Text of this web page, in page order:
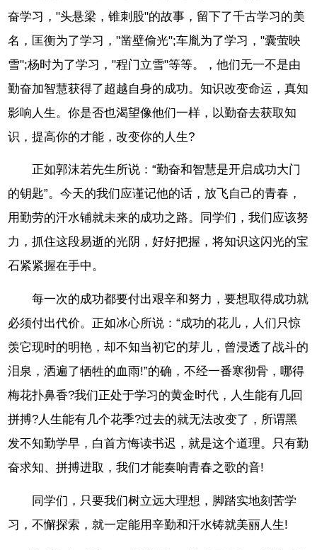
奋学习，"头悬梁，锥刺股"的故事，留下了千古学习的美
名，匡衡为了学习，"凿壁偷光";车胤为了学习，"囊萤映
雪";杨时为了学习，"程门立雪"等等。，他们无一不是由
勤奋加智慧获得了超越自身的成功。知识改变命运，真知
影响人生。你是否也渴望像他们一样，以勤奋去获取知
识，提高你的才能，改变你的人生?
正如郭沫若先生所说：“勤奋和智慧是开启成功大门
的钥匙”。今天的我们应谨记他的话，放飞自己的青春，
用勤劳的汗水铺就未来的成功之路。同学们，我们应该努
力，抓住这段易逝的光阴，好好把握，将知识这闪光的宝
石紧紧握在手中。
每一次的成功都要付出艰辛和努力，要想取得成功就
必须付出代价。正如冰心所说：“成功的花儿，人们只惊
羡它现时的明艳，却不知当初它的芽儿，曾浸透了战斗的
泪泉，洒遍了牺牲的血雨!”的确，不经一番寒彻骨，哪得
梅花扑鼻香?我们正处于学习的黄金时代，人生能有几回
拼搏?人生能有几个花季?过去的就无法改变了，所谓黑
发不知勤学早，白首方悔读书迟，就是这个道理。只有勤
奋求知、拼搏进取，我们才能奏响青春之歌的音!
同学们，只要我们树立远大理想，脚踏实地刻苦学
习，不懈探索，就一定能用辛勤和汗水铸就美丽人生!